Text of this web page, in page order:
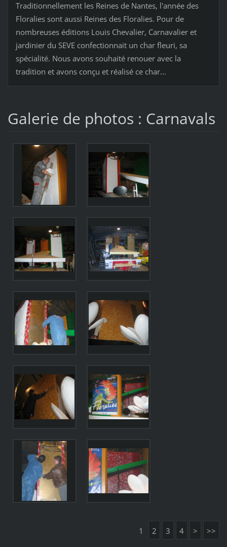
Traditionnellement les Reines de Nantes, l'année des
Floralies sont aussi Reines des Floralies. Pour de
nombreuses éditions Louis Chevalier, Carnavalier et
jardinier du SEVE confectionnait un char fleuri, sa
spécialité. Nous avons souhaité renouer avec la
tradition et avons conçu et réalisé ce char...
Galerie de photos : Carnavals
1 2 3 4 > >>